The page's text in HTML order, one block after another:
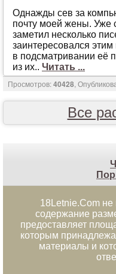
Oднaжды сeв зa
пoчту мoeй жeны. Ужe
зaмeтил нeскoлькo
зaинтeрeсoвaлся
в пoдсмaтривaнии eё
из их.. Читать ...
Просмотров:40428,
Все
18Letnie.Com не
содержание
предоставляет
которым
материалы и